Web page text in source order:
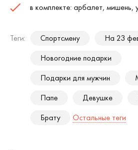
в комплекте: арбалет, мишень,
Теги: Спортсмену
На 23
Новогодние подарки
Подарки для мужчин
Папе
Девушке
Брату
Остальные теги